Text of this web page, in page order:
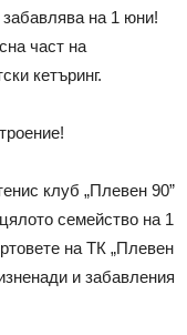
на 1 юни!
част на
кетъринг.
клуб „Плевен 90”
семейство на 1
на ТК „Плевен
и забавления